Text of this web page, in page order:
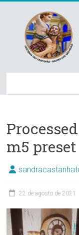
content
São
–
Luz
Arquidiocese
São
–
Região
m5 preset
22 de agosto de 2021